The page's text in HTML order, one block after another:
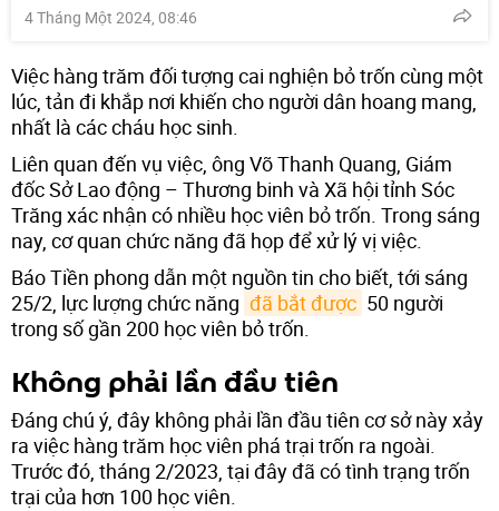
4 Tháng Một 2024, 08:46
Việc hàng trăm đối tượng cai nghiện bỏ trốn cùng một
lúc, tản đi khắp nơi khiến cho người dân hoang mang,
nhất là các cháu học sinh.
Liên quan đến vụ việc, ông Võ Thanh Quang, Giám
đốc Sở Lao động – Thương binh và Xã hội tỉnh Sóc
Trăng xác nhận có nhiều học viên bỏ trốn. Trong sáng
nay, cơ quan chức năng đã họp để xử lý vị việc.
Báo Tiền phong dẫn một nguồn tin cho biết, tới sáng
25/2, lực lượng chức năng đã bắt được 50 người
trong số gần 200 học viên bỏ trốn.
Không phải lần đầu tiên
Đáng chú ý, đây không phải lần đầu tiên cơ sở này xảy
ra việc hàng trăm học viên phá trại trốn ra ngoài.
Trước đó, tháng 2/2023, tại đây đã có tình trạng trốn
trại của hơn 100 học viên.